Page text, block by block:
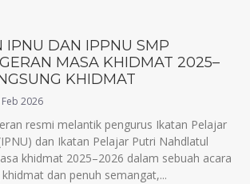
IPNU DAN IPPNU SMP
MASA KHIDMAT 2025–
KHIDMAT
Feb 2026
resmi melantik pengurus Ikatan Pelajar
dan Ikatan Pelajar Putri Nahdlatul
khidmat 2025–2026 dalam sebuah acara
dan penuh semangat,...